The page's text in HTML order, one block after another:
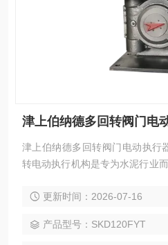
津上伯纳德多回转阀门电
津上伯纳德多回转阀门电动执行
转电动执行机构是专为水泥行业
A模拟信号，输出扭矩活力、自
更新时间：2026-07-16
产品型号：SKD120FYT